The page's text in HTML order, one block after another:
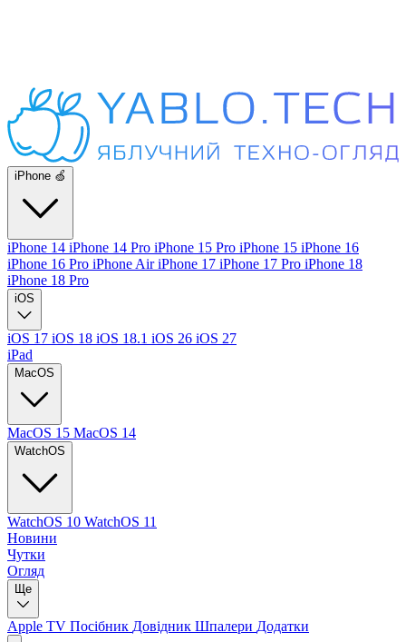
iPhone 🍏
iPhone 14 iPhone 14 Pro iPhone 15 Pro iPhone 15 iPhone 16
iPhone 16 Pro iPhone AiriPhone 17 iPhone 17 Pro iPhone 18
iPhone 18 Pro
iOS
iOS 17 iOS 18 iOS 18.1 iOS 26 iOS 27
iPad
MacOS
MacOS 15 MacOS 14
WatchOS
WatchOS 10 WatchOS 11
Новини
Чутки
Огляд
Ще
Apple TV Посібник Довідник Шпалери Додатки